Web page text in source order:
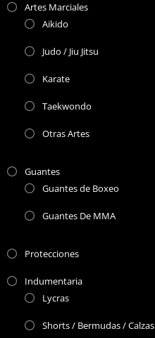
Artes Marciales
Aikido
Judo / Jiu Jitsu
Karate
Taekwondo
Otras Artes
Guantes
Guantes de Boxeo
Guantes De MMA
Protecciones
Indumentaria
Lycras
Shorts / Bermudas / Calzas